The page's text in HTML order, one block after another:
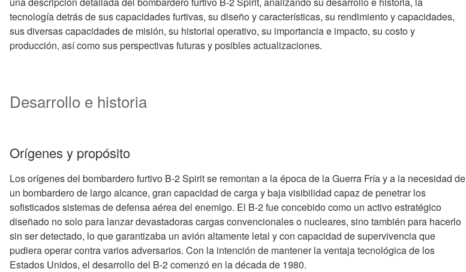
tecnología detrás de sus capacidades furtivas, su diseño y características, su rendimiento y capacidades,
sus diversas capacidades de misión, su historial operativo, su importancia e impacto, su costo y
producción, así como sus perspectivas futuras y posibles actualizaciones.
Desarrollo e historia
Orígenes y propósito
Los orígenes del bombardero furtivo B-2 Spirit se remontan a la época de la Guerra Fría y a la necesidad de
un bombardero de largo alcance, gran capacidad de carga y baja visibilidad capaz de penetrar los
sofisticados sistemas de defensa aérea del enemigo. El B-2 fue concebido como un activo estratégico
diseñado no solo para lanzar devastadoras cargas convencionales o nucleares, sino también para hacerlo
sin ser detectado, lo que garantizaba un avión altamente letal y con capacidad de supervivencia que
pudiera operar contra varios adversarios. Con la intención de mantener la ventaja tecnológica de los
Estados Unidos, el desarrollo del B-2 comenzó en la década de 1980.